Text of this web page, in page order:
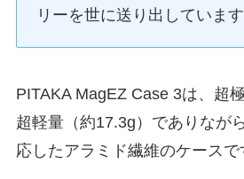
リーを世に送り出しています
PITAKA MagEZ Case 3は、超
超軽量（約17.3g）でありなが
応したアラミド繊維のケースで